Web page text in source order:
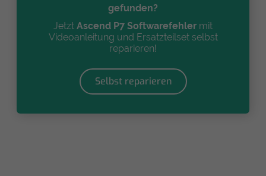
gefunden?
Jetzt Ascend P7 Softwarefehler mit
Videoanleitung und Ersatzteilset selbst
reparieren!
Selbst reparieren